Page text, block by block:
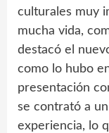
culturales muy
mucha vida,
destacó el
como lo hubo
presentación
se contrató a
experiencia, lo